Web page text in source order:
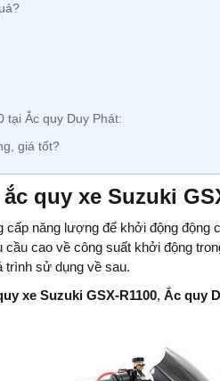
tại Ắc quy Duy Phát:
giá tốt?
quy xe Suzuki
cấp năng lượng để khởi động động
cầu cao về công suất khởi động
trình sử dụng về sau.
xe Suzuki GSX-R1100,Ắc quy